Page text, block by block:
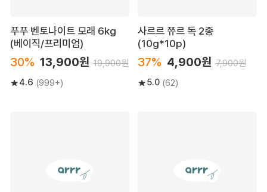
푸푸 벤토나이트 모래 6kg
(베이직/프리미엄)
30% 13,900원 19,900원
4.6 (999+)
사르르 쮸르 독 2종
(10g*10p)
37% 4,900원 7,900원
5.0 (62)